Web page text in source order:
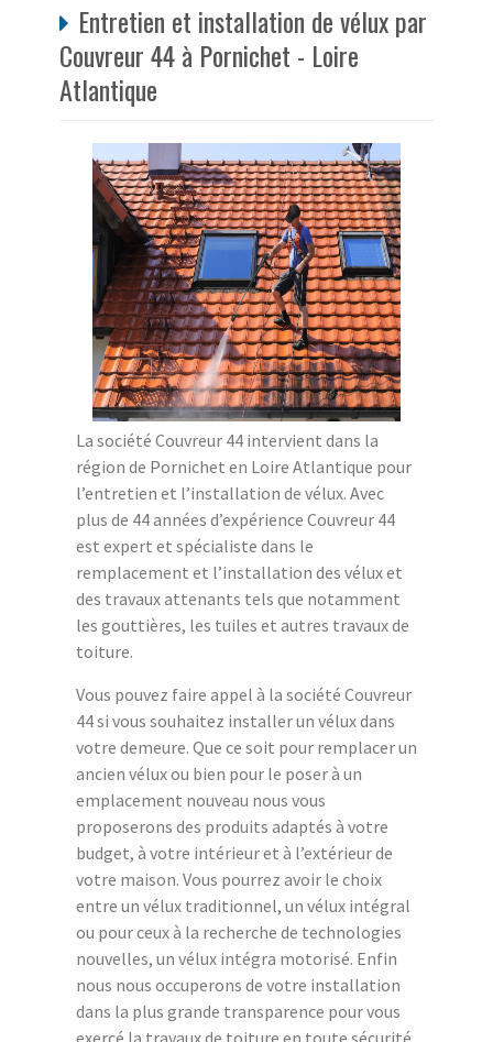
Entretien et installation de vélux par
Couvreur 44 à Pornichet - Loire
Atlantique
La société Couvreur 44 intervient dans la
région de Pornichet en Loire Atlantique pour
l’entretien et l’installation de vélux. Avec
plus de 44 années d’expérience Couvreur 44
est expert et spécialiste dans le
remplacement et l’installation des vélux et
des travaux attenants tels que notamment
les gouttières, les tuiles et autres travaux de
toiture.
Vous pouvez faire appel à la société Couvreur
44 si vous souhaitez installer un vélux dans
votre demeure. Que ce soit pour remplacer un
ancien vélux ou bien pour le poser à un
emplacement nouveau nous vous
proposerons des produits adaptés à votre
budget, à votre intérieur et à l’extérieur de
votre maison. Vous pourrez avoir le choix
entre un vélux traditionnel, un vélux intégral
ou pour ceux à la recherche de technologies
nouvelles, un vélux intégra motorisé. Enfin
nous nous occuperons de votre installation
dans la plus grande transparence pour vous